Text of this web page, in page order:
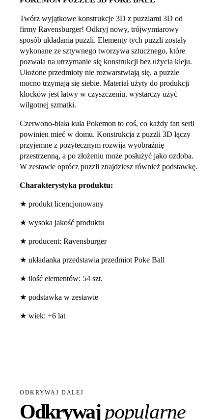
Twórz wyjątkowe konstrukcje 3D z puzzlami 3D od
firmy Ravensburger! Odkryj nowy, trójwymiarowy
sposób układania puzzli. Elementy tych puzzli zostały
wykonane ze sztywnego tworzywa sztucznego, które
pozwala na utrzymanie się konstrukcji bez użycia kleju.
Ułożone przedmioty nie rozwarstwiają się, a puzzle
mocno trzymają się siebie. Materiał użyty do produkcji
klocków jest łatwy w czyszczeniu, wystarczy użyć
wilgotnej szmatki.
Czerwono-biała kula Pokemon to coś, co każdy fan serii
powinien mieć w domu. Konstrukcja z puzzli 3D łączy
przyjemne z pożytecznym rozwija wyobraźnię
przestrzenną, a po złożeniu może posłużyć jako ozdoba.
W zestawie oprócz puzzli znajdziesz również podstawkę.
Charakterystyka produktu:
★ produkt licencjonowany
★ wysoka jakość produktu
★ producent: Ravensburger
★ układanka przedstawia przedmiot Poke Ball
★ ilość elementów: 54 szt.
★ podstawka w zestawie
★ wiek: +6 lat
ODKRYWAJ DALEJ
Odkrywajpopularne